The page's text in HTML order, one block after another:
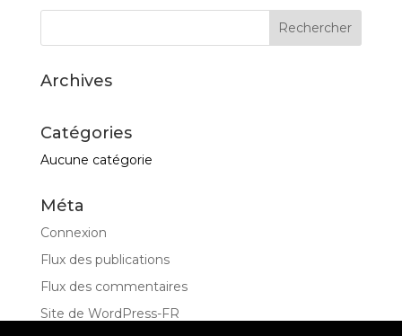
Archives
Catégories
Aucune catégorie
Méta
Connexion
Flux des publications
Flux des commentaires
Site de WordPress-FR